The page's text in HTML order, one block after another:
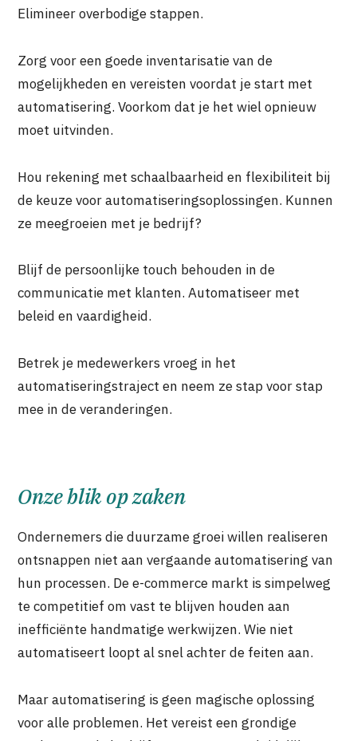
Elimineer overbodige stappen.
Zorg voor een goede inventarisatie van de
mogelijkheden en vereisten voordat je start met
automatisering. Voorkom dat je het wiel opnieuw
moet uitvinden.
Hou rekening met schaalbaarheid en flexibiliteit bij
de keuze voor automatiseringsoplossingen. Kunnen
ze meegroeien met je bedrijf?
Blijf de persoonlijke touch behouden in de
communicatie met klanten. Automatiseer met
beleid en vaardigheid.
Betrek je medewerkers vroeg in het
automatiseringstraject en neem ze stap voor stap
mee in de veranderingen.
Onze blik op zaken
Ondernemers die duurzame groei willen realiseren
ontsnappen niet aan vergaande automatisering van
hun processen. De e-commerce markt is simpelweg
te competitief om vast te blijven houden aan
inefficiënte handmatige werkwijzen. Wie niet
automatiseert loopt al snel achter de feiten aan.
Maar automatisering is geen magische oplossing
voor alle problemen. Het vereist een grondige